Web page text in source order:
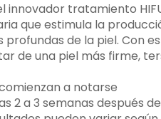
innovador tratamiento
que estimula la
de la piel. Con
de una piel más firme,
a notarse
2 a 3 semanas después